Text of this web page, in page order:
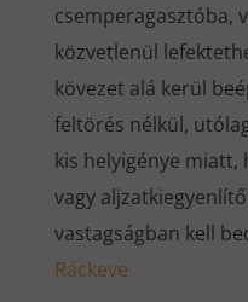
csemperagasztóba,
közvetlenül
kövezet alá kerül
feltörés nélkül,
kis helyigénye miatt,
vagy
vastagságban kell
Ráckeve